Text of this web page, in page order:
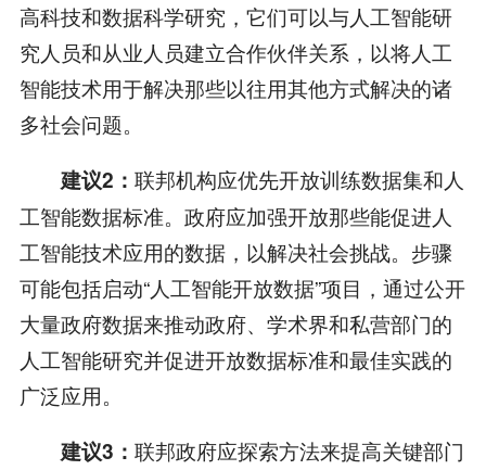
高科技和数据科学研究，它们可以与人工智能研
究人员和从业人员建立合作伙伴关系，以将人工
智能技术用于解决那些以往用其他方式解决的诸
多社会问题。
建议2： 联邦机构应优先开放训练数据集和人
工智能数据标准。政府应加强开放那些能促进人
工智能技术应用的数据，以解决社会挑战。步骤
可能包括启动“人工智能开放数据”项目，通过公开
大量政府数据来推动政府、学术界和私营部门的
人工智能研究并促进开放数据标准和最佳实践的
广泛应用。
建议3： 联邦政府应探索方法来提高关键部门